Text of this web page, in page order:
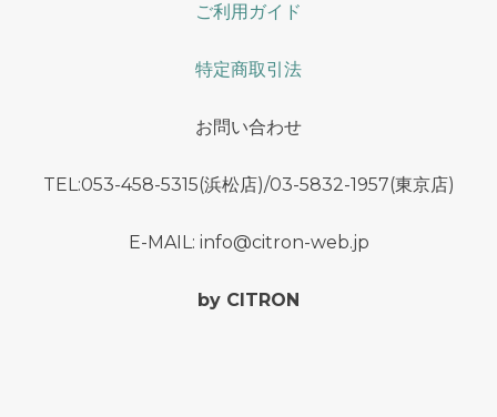
ご利用ガイド
特定商取引法
お問い合わせ
TEL:053-458-5315(浜松店)/03-5832-1957(東京店)
E-MAIL: info@citron-web.jp
by CITRON